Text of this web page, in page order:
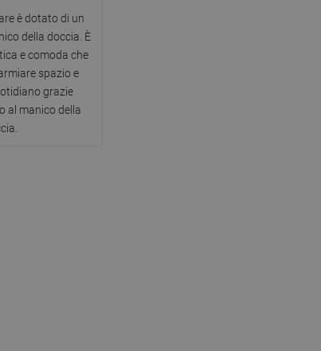
è dotato di un
della doccia. È
e comoda che
spazio e
grazie
al manico della